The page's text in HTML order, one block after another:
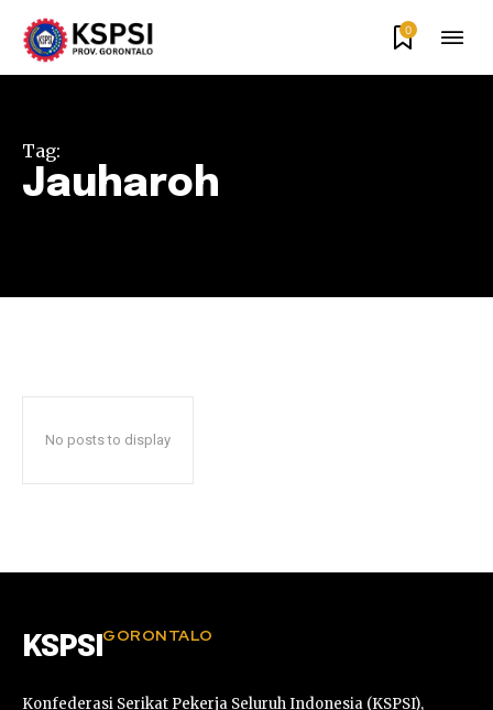
0
Tag:
Jauharoh
No posts to display
KSPSI GORONTALO
Konfederasi Serikat Pekerja Seluruh Indonesia (KSPSI),